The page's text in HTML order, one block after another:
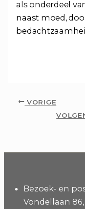
als onderdeel
naast moed,
VORIGE
Bezoek- en
Vondellaan